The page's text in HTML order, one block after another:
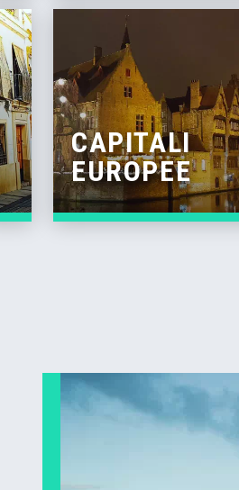
CAPITALI
EUROPEE